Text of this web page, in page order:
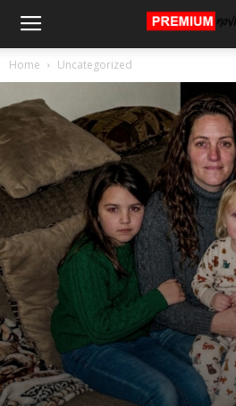
Home Uncategorized